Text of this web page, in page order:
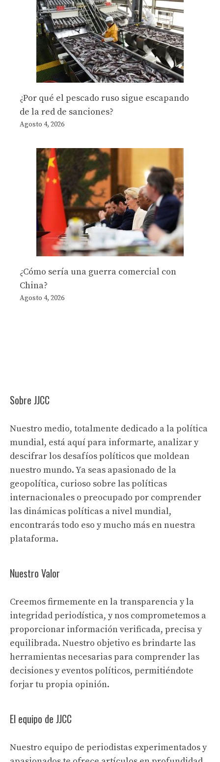
¿Por qué el pescado ruso sigue escapando
de la red de sanciones?
Agosto 4, 2026
¿Cómo sería una guerra comercial con
China?
Agosto 4, 2026
Sobre JJCC
Nuestro medio, totalmente dedicado a la política
mundial, está aquí para informarte, analizar y
descifrar los desafíos políticos que moldean
nuestro mundo. Ya seas apasionado de la
geopolítica, curioso sobre las políticas
internacionales o preocupado por comprender
las dinámicas políticas a nivel mundial,
encontrarás todo eso y mucho más en nuestra
plataforma.
Nuestro Valor
Creemos firmemente en la transparencia y la
integridad periodística, y nos comprometemos a
proporcionar información verificada, precisa y
equilibrada. Nuestro objetivo es brindarte las
herramientas necesarias para comprender las
decisiones y eventos políticos, permitiéndote
forjar tu propia opinión.
El equipo de JJCC
Nuestro equipo de periodistas experimentados y